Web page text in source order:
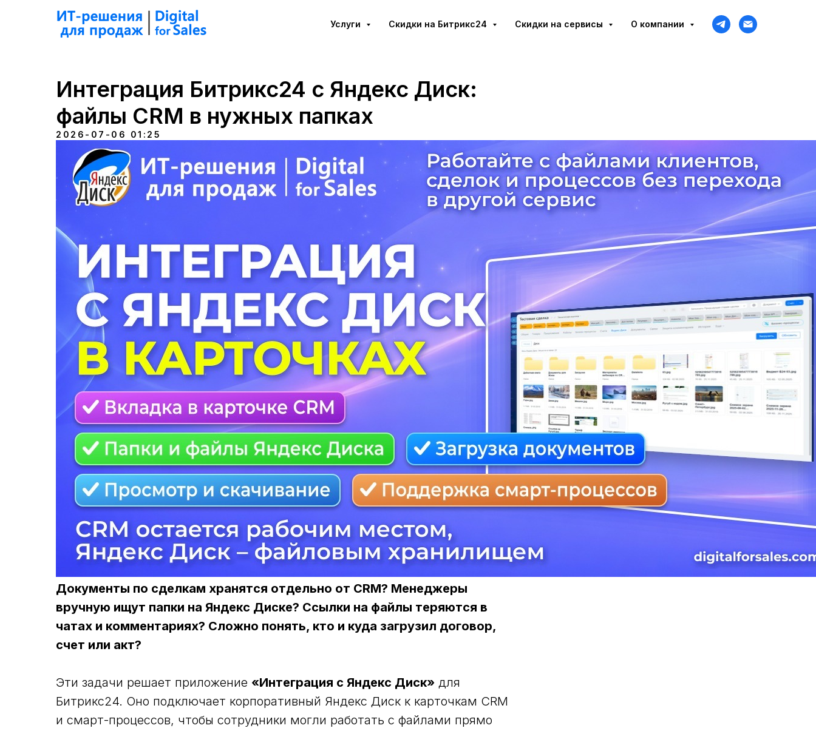
Услуги Cкидки на Битрикс24 Скидки на сервисы О компании
Интеграция Битрикс24 с Яндекс Диск:
файлы CRM в нужных папках
2026-07-06 01:25
Документы по сделкам хранятся отдельно от CRM? Менеджеры
вручную ищут папки на Яндекс Диске? Ссылки на файлы теряются в
чатах и комментариях? Сложно понять, кто и куда загрузил договор,
счет или акт?
Эти задачи решает приложение «Интеграция с Яндекс Диск» для
Битрикс24. Оно подключает корпоративный Яндекс Диск к карточкам CRM
и смарт-процессов, чтобы сотрудники могли работать с файлами прямо